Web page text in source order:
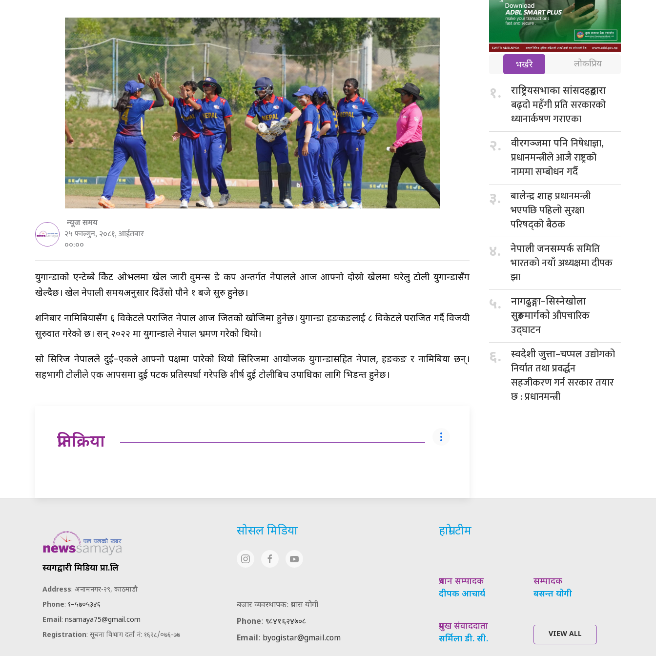
न्यूज समय
२५ फाल्गुन, २०८१, आईतबार
००:००
युगान्डाको एन्टेब्बे क्रिकेट ओभलमा खेल जारी वुमन्स डे कप अन्तर्गत नेपालले आज आफ्नो दोस्रो खेलमा घरेलु टोली युगान्डासँग
खेल्दैछ। खेल नेपाली समयअनुसार दिउँसो पौने १ बजे सुरु हुनेछ।
शनिबार नामिबियासँग ६ विकेटले पराजित नेपाल आज जितको खोजिमा हुनेछ। युगान्डा हङकङलाई ८ विकेटले पराजित गर्दै विजयी
सुरुवात गरेको छ। सन् २०२२ मा युगान्डाले नेपाल भ्रमण गरेको थियो।
सो सिरिज नेपालले दुई–एकले आफ्नो पक्षमा पारेको थियो सिरिजमा आयोजक युगान्डासहित नेपाल, हङकङ र नामिबिया छन्।
सहभागी टोलीले एक आपसमा दुई पटक प्रतिस्पर्धा गरेपछि शीर्ष दुई टोलीबिच उपाधिका लागि भिडन्त हुनेछ।
प्रतिक्रिया
भर्खरै लोकप्रिय
१. राष्ट्रियसभाका सांसदहरुद्वारा
बढ्दो महँगी प्रति सरकारको
ध्यानार्कषण गराएका
२. वीरगञ्जमा पनिनिषेधाज्ञा,
प्रधानमन्त्रीले आजै राष्ट्रको
नाममा सम्बोधन गर्दै
३. बालेन्द्र शाहप्रधानमन्त्री
भएपछि पहिलो सुरक्षा
परिषद्को बैठक
४. नेपाली जनसम्पर्कसमिति
भारतको नयाँ अध्यक्षमा दीपक
झा
५.
नागढुङ्गा–सिस्नेखोला
सुरुङमार्गकोऔपचारिक
उद्घाटन
६. स्वदेशी जुत्ता–चप्पलउद्योगको
निर्यात तथा प्रवर्द्धन
सहजीकरण गर्न सरकार तयार
छ : प्रधानमन्त्री
स्वर्गद्वारी मिडिया प्रा.लि
Address: अनामनगर-२९, काठमाडौ
Phone: १–५७०५३४६
Email: nsamaya75@gmail.com
Registration: सूचना विभाग दर्ता नं: १६२८/०७६-७७
सोसल मिडिया
बजार व्यवस्थापक: प्रयास योगी
Phone: ९८४१६२४७०८
Email: byogistar@gmail.com
हाम्रो टीम
प्रधान सम्पादक
दीपक आचार्य
सम्पादक
बसन्त योगी
प्रमुख संवाददाता
सर्मिला डी. सी.
VIEW ALL